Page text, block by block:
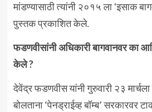
मांडण्यासाठी त्यांनी २०१५ ला ‘इसाक
पुस्तक प्रकाशित केले.
फडणवीसांनी अधिकारी बागवानवर का
केले ?
देवेंद्र फडणवीस यांनी गुरुवारी २३
बोलताना ‘पेनड्राईव्ह बॉम्ब’ सरकारवर